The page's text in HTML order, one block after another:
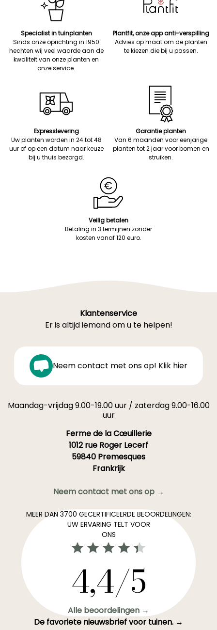
Specialist in tuinplanten
Sinds onze oprichting in 1950
hechten wij veel waarde aan de
kwaliteit van onze planten en
onze service.
Plantfit, onze app anti-verspilling
Advies op maat om de planten
te kiezen die bij u passen.
Expresslevering
Uw planten worden in 24 tot 48
uur of op een datum naar keuze
bij u thuis bezorgd.
Garantie planten
Van 6 maanden voor eenjarige
planten tot 2 jaar voor bomen en
struiken.
Veilig betalen
Betaling in 3 termijnen zonder
kosten vanaf 120 euro.
Klantenservice
Er is altijd iemand om u te helpen!
Neem contact met ons op! Klik hier
Maandag-vrijdag 9.00-19.00 uur / zaterdag 9.00-16.00
uur
Ferme de la Cœuillerie
1012 rue Roger Lecerf
59840 Premesques
Frankrijk
Neem contact met ons op →
MEER DAN 3700 GECERTIFICEERDE BEOORDELINGEN:
UW ERVARING TELT VOOR
ONS
4,4/5
Alle beoordelingen →
De favoriete nieuwsbrief voor tuinen. →